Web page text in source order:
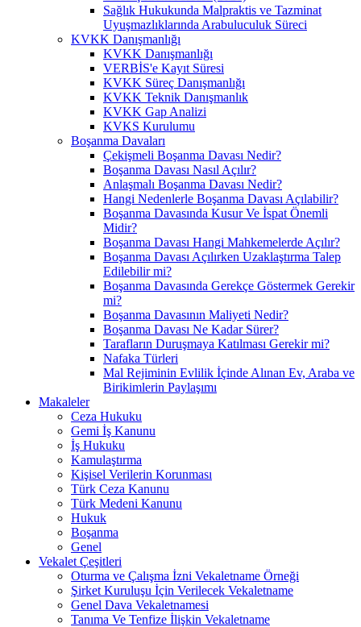
Sağlık Hukukunda Malpraktis ve Tazminat
Uyuşmazlıklarında Arabuluculuk Süreci
KVKK Danışmanlığı
KVKK Danışmanlığı
VERBİS'e Kayıt Süresi
KVKK Süreç Danışmanlığı
KVKK Teknik Danışmanlık
KVKK Gap Analizi
KVKS Kurulumu
Boşanma Davaları
Çekişmeli Boşanma Davası Nedir?
Boşanma Davası Nasıl Açılır?
Anlaşmalı Boşanma Davası Nedir?
Hangi Nedenlerle Boşanma Davası Açılabilir?
Boşanma Davasında Kusur Ve İspat Önemli
Midir?
Boşanma Davası Hangi Mahkemelerde Açılır?
Boşanma Davası Açılırken Uzaklaştırma Talep
Edilebilir mi?
Boşanma Davasında Gerekçe Göstermek Gerekir
mi?
Boşanma Davasının Maliyeti Nedir?
Boşanma Davası Ne Kadar Sürer?
Tarafların Duruşmaya Katılması Gerekir mi?
Nafaka Türleri
Mal Rejiminin Evlilik İçinde Alınan Ev, Araba ve
Birikimlerin Paylaşımı
Makaleler
Ceza Hukuku
Gemi İş Kanunu
İş Hukuku
Kamulaştırma
Kişisel Verilerin Korunması
Türk Ceza Kanunu
Türk Medeni Kanunu
Hukuk
Boşanma
Genel
Vekalet Çeşitleri
Oturma ve Çalışma İzni Vekaletname Örneği
Şirket Kuruluşu İçin Verilecek Vekaletname
Genel Dava Vekaletnamesi
Tanıma Ve Tenfize İlişkin Vekaletname